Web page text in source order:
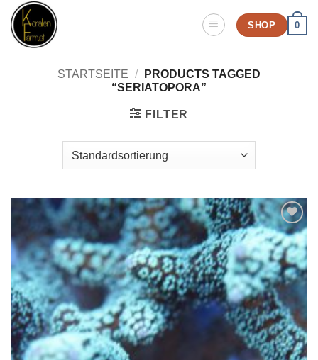
Zum
Inhalt
springen
SHOP 0
STARTSEITE /
PRODUCTS TAGGED
“SERIATOPORA”
FILTER
Zu
Wunschliste
hinzufügen